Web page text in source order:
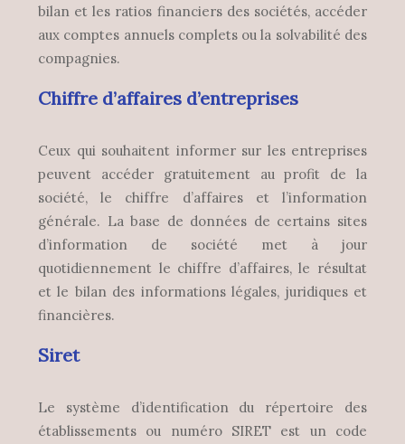
bilan et les ratios financiers des sociétés, accéder
aux comptes annuels complets ou la solvabilité des
compagnies.
Chiffre d’affaires d’entreprises
Ceux qui souhaitent informer sur les entreprises
peuvent accéder gratuitement au profit de la
société, le chiffre d’affaires et l’information
générale. La base de données de certains sites
d’information de société met à jour
quotidiennement le chiffre d’affaires, le résultat
et le bilan des informations légales, juridiques et
financières.
Siret
Le système d’identification du répertoire des
établissements ou numéro SIRET est un code